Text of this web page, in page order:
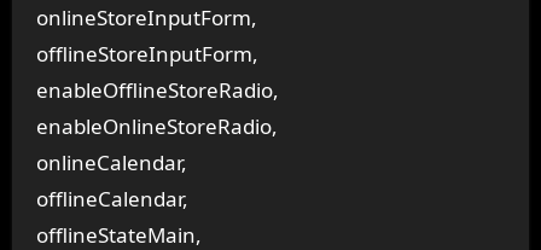
onlineStoreInputForm,
offlineStoreInputForm,
enableOfflineStoreRadio,
enableOnlineStoreRadio,
onlineCalendar,
offlineCalendar,
offlineStateMain,